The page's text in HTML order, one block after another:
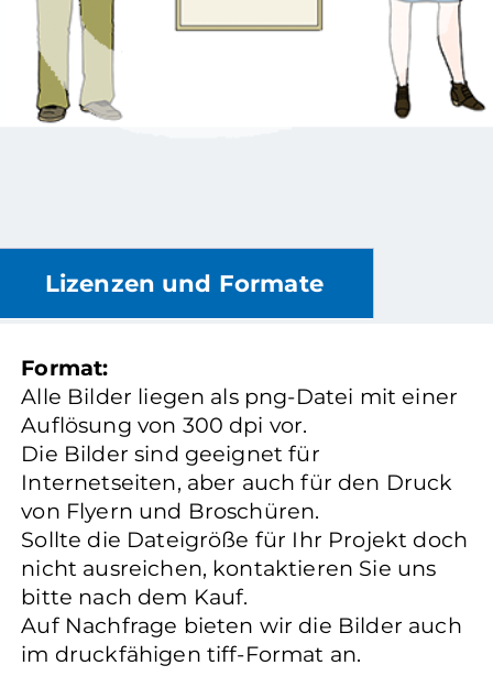
Lizenzen und Formate
Format:
Alle Bilder liegen als png-Datei mit einer
Auflösung von 300 dpi vor.
Die Bilder sind geeignet für
Internetseiten, aber auch für den Druck
von Flyern und Broschüren.
Sollte die Dateigröße für Ihr Projekt doch
nicht ausreichen, kontaktieren Sie uns
bitte nach dem Kauf.
Auf Nachfrage bieten wir die Bilder auch
im druckfähigen tiff-Format an.